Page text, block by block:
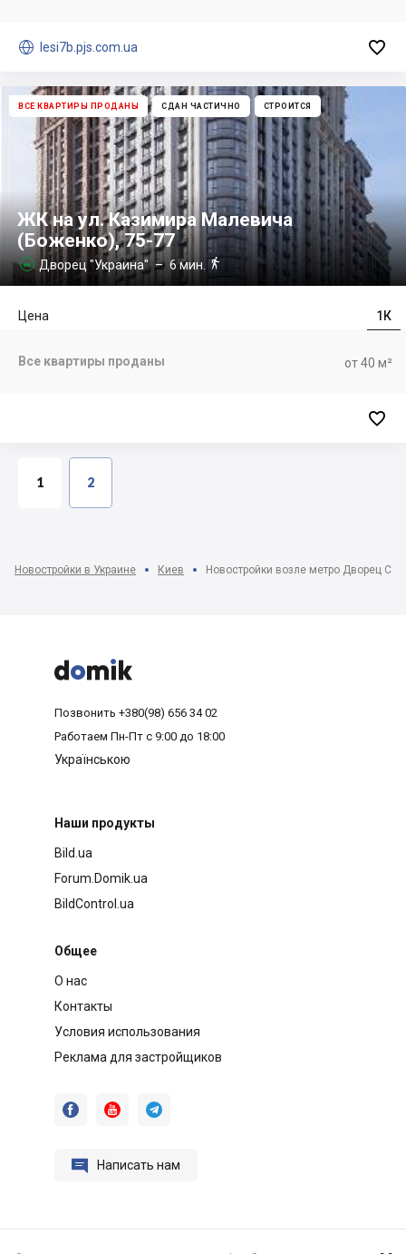
 lesi7b.pjs.com.ua 
ВСЕ КВАРТИРЫ ПРОДАНЫ СДАН ЧАСТИЧНО СТРОИТСЯ
ЖК на ул. Казимира Малевича
(Боженко), 75-77
 Дворец "Украина"– 6 мин. 
1К
Цена
от 40 м²
Все квартиры проданы

1 2
Новостройки в Украине Киев Новостройки возле метро Дворец



Позвонить +380(98) 656 34 02
Работаем Пн-Пт с 9:00 до 18:00
Українською
Наши продукты
Bild.ua
Forum.Domik.ua
BildControl.ua
Общее
О нас
Контакты
Условия использования
Реклама для застройщиков
  
 Написать нам